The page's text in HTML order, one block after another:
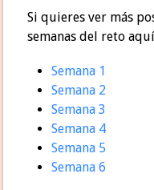
Si quieres ver más
semanas del reto
Semana 1
Semana 2
Semana 3
Semana 4
Semana 5
Semana 6